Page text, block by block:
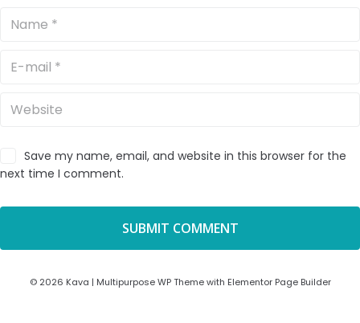
Save my name, email, and website in this browser for the
next time I comment.
© 2026 Kava | Multipurpose WP Theme with Elementor Page Builder